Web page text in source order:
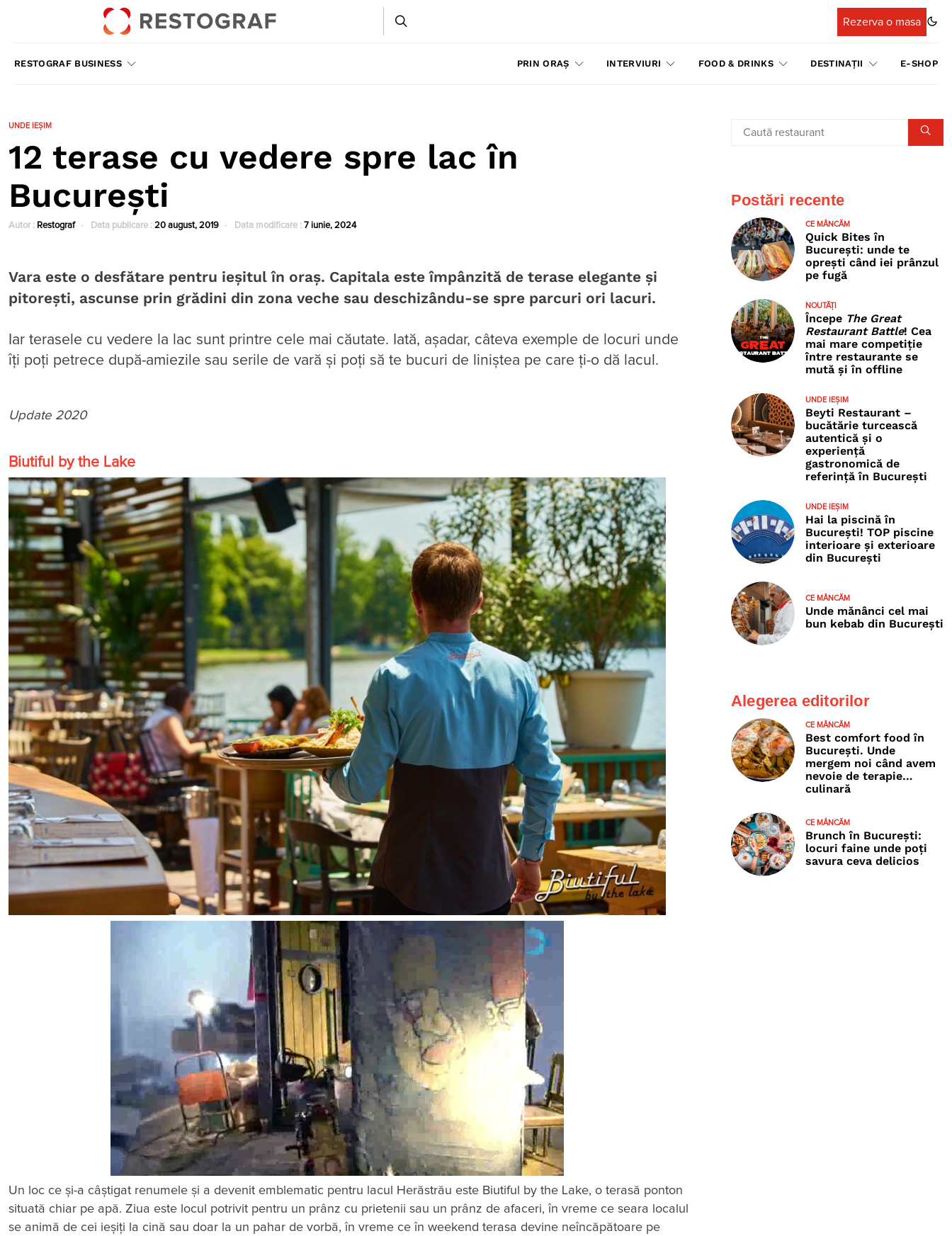
Rezerva o masa
RESTOGRAF BUSINESS PRIN ORAȘ INTERVIURI FOOD & DRINKS DESTINAȚII E-SHOP
UNDE IEȘIM
12 terase cu vedere spre lac în
București
Autor : Restograf Data publicare : 20 august, 2019 Data modificare : 7 iunie, 2024
Vara este o desfătare pentru ieșitul în oraș. Capitala este împânzită de terase elegante și
pitorești, ascunse prin grădini din zona veche sau deschizându-se spre parcuri ori lacuri.
Iar terasele cu vedere la lac sunt printre cele mai căutate. Iată, așadar, câteva exemple de locuri unde
îți poți petrece după-amiezile sau serile de vară și poți să te bucuri de liniștea pe care ți-o dă lacul.
Update 2020
Biutiful by the Lake
Un loc ce și-a câștigat renumele și a devenit emblematic pentru lacul Herăstrău este Biutiful by the Lake, o terasă ponton
situată chiar pe apă. Ziua este locul potrivit pentru un prânz cu prietenii sau un prânz de afaceri, în vreme ce seara localul
se animă de cei ieșiți la cină sau doar la un pahar de vorbă, în vreme ce în weekend terasa devine neîncăpătoare pe
Postări recente
CE MÂNCĂM
Quick Bites în
București: unde te
oprești când iei prânzul
pe fugă
NOUTĂȚI
Începe The Great
Restaurant Battle! Cea
mai mare competiție
între restaurante se
mută și în offline
UNDE IEȘIM
Beyti Restaurant –
bucătărie turcească
autentică și o
experiență
gastronomică de
referință în București
UNDE IEȘIM
Hai la piscină în
București! TOP piscine
interioare și exterioare
din București
CE MÂNCĂM
Unde mănânci cel mai
bun kebab din București
Alegerea editorilor
CE MÂNCĂM
Best comfort food în
București. Unde
mergem noi când avem
nevoie de terapie…
culinară
CE MÂNCĂM
Brunch în București:
locuri faine unde poţi
savura ceva delicios